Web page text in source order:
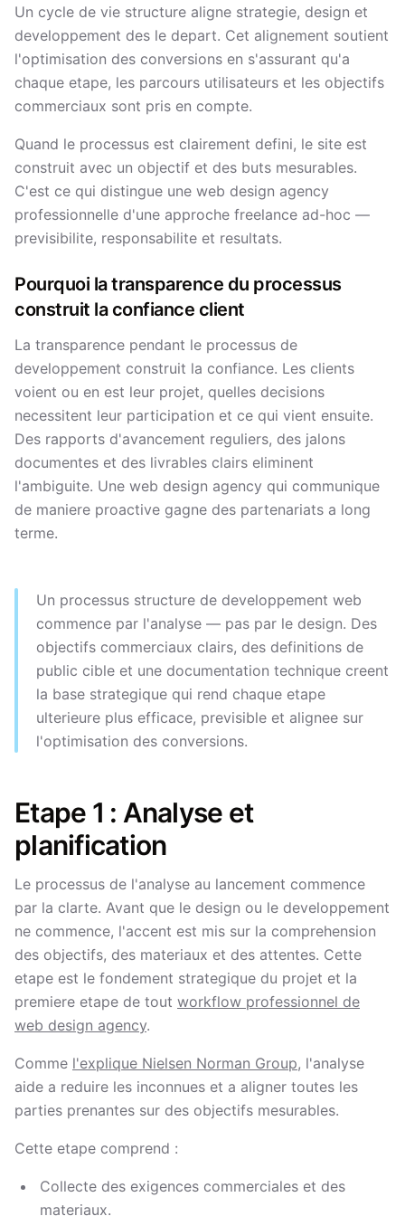
Un cycle de vie structure aligne strategie, design et
developpement des le depart. Cet alignement soutient
l'optimisation des conversions en s'assurant qu'a
chaque etape, les parcours utilisateurs et les objectifs
commerciaux sont pris en compte.
Quand le processus est clairement defini, le site est
construit avec un objectif et des buts mesurables.
C'est ce qui distingue une web design agency
professionnelle d'une approche freelance ad-hoc —
previsibilite, responsabilite et resultats.
Pourquoi la transparence du processus
construit la confiance client
La transparence pendant le processus de
developpement construit la confiance. Les clients
voient ou en est leur projet, quelles decisions
necessitent leur participation et ce qui vient ensuite.
Des rapports d'avancement reguliers, des jalons
documentes et des livrables clairs eliminent
l'ambiguite. Une web design agency qui communique
de maniere proactive gagne des partenariats a long
terme.
Un processus structure de developpement web
commence par l'analyse — pas par le design. Des
objectifs commerciaux clairs, des definitions de
public cible et une documentation technique creent
la base strategique qui rend chaque etape
ulterieure plus efficace, previsible et alignee sur
l'optimisation des conversions.
Etape 1 : Analyse et
planification
Le processus de l'analyse au lancement commence
par la clarte. Avant que le design ou le developpement
ne commence, l'accent est mis sur la comprehension
des objectifs, des materiaux et des attentes. Cette
etape est le fondement strategique du projet et la
premiere etape de tout workflow professionnel de
web design agency.
Comme l'explique Nielsen Norman Group, l'analyse
aide a reduire les inconnues et a aligner toutes les
parties prenantes sur des objectifs mesurables.
Cette etape comprend :
Collecte des exigences commerciales et des
materiaux.